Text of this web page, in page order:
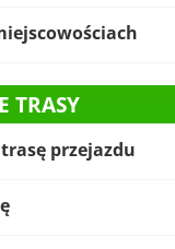
TRASY
przejazdu